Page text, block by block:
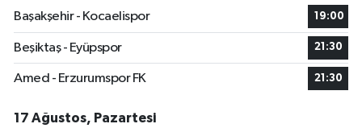
Başakşehir - Kocaelispor
19:00
Beşiktaş - Eyüpspor 21:30
Amed - Erzurumspor FK 21:30
17 Ağustos, Pazartesi